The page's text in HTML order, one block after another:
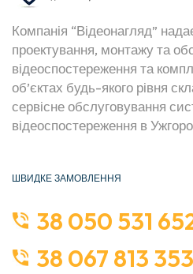
Компанія “Відеонагляд”
проектування, монтажу та
відеоспостереження та
об’єктах будь-якого рівня
сервісне обслуговування
відеоспостереження в
ШВИДКЕ ЗАМОВЛЕННЯ
38 050 531
38 067 813